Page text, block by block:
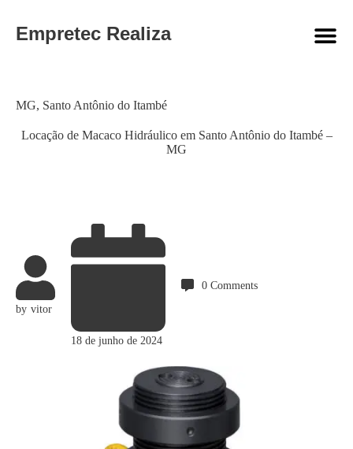
Empretec Realiza
Locação de Macaco Hidráulico em Santo Antônio do Itambé –
MG
Category
MG, Santo Antônio do Itambé
by vitor
18 de junho de 2024
0 Comments